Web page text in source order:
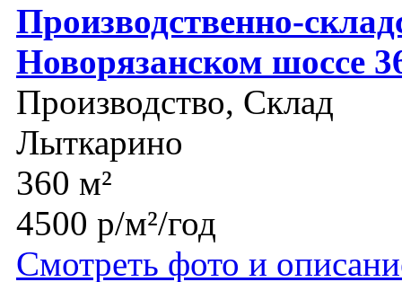
Производственно-
Новорязанском шоссе
Производство, Склад
Лыткарино
360 м²
4500 р/м²/год
Смотреть фото и